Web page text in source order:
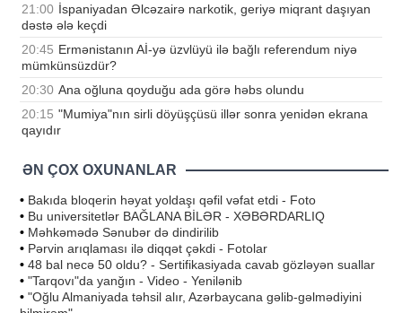
21:00 İspaniyadan Əlcəzairə narkotik, geriyə miqrant daşıyan
dəstə ələ keçdi
20:45 Ermənistanın Aİ-yə üzvlüyü ilə bağlı referendum niyə
mümkünsüzdür?
20:30 Ana oğluna qoyduğu ada görə həbs olundu
20:15 "Mumiya"nın sirli döyüşçüsü illər sonra yenidən ekrana
qayıdır
ƏN ÇOX OXUNANLAR
• Bakıda bloqerin həyat yoldaşı qəfil vəfat etdi - Foto
• Bu universitetlər BAĞLANA BİLƏR - XƏBƏRDARLIQ
• Məhkəmədə Sənubər də dindirilib
• Pərvin arıqlaması ilə diqqət çəkdi - Fotolar
• 48 bal necə 50 oldu? - Sertifikasiyada cavab gözləyən suallar
• "Tarqovı"da yanğın - Video - Yenilənib
• "Oğlu Almaniyada təhsil alır, Azərbaycana gəlib-gəlmədiyini